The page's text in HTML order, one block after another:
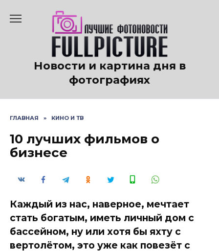
содержанию
Новости и картина дня в
фотографиях
ГЛАВНАЯ » КИНО И ТВ
10 лучших фильмов о
бизнесе
Каждый из нас, наверное, мечтает
стать богатым, иметь личный дом с
бассейном, ну или хотя бы яхту с
вертолётом, это уже как повезёт с